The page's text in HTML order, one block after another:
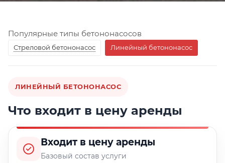
Популярные типы бетононасосов
Стреловой бетононасос Линейный бетононасос
ЛИНЕЙНЫЙ БЕТОНОНАСОС
Что входит в цену аренды
Входит в цену аренды
Базовый состав услуги